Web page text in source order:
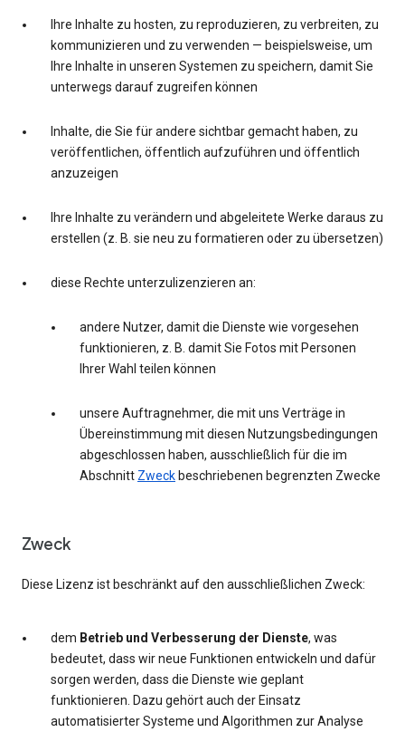
Ihre Inhalte zu hosten, zu reproduzieren, zu verbreiten, zu
kommunizieren und zu verwenden — beispielsweise, um
Ihre Inhalte in unseren Systemen zu speichern, damit Sie
unterwegs darauf zugreifen können
Inhalte, die Sie für andere sichtbar gemacht haben, zu
veröffentlichen, öffentlich aufzuführen und öffentlich
anzuzeigen
Ihre Inhalte zu verändern und abgeleitete Werke daraus zu
erstellen (z. B. sie neu zu formatieren oder zu übersetzen)
diese Rechte unterzulizenzieren an:
andere Nutzer, damit die Dienste wie vorgesehen
funktionieren, z. B. damit Sie Fotos mit Personen
Ihrer Wahl teilen können
unsere Auftragnehmer, die mit uns Verträge in
Übereinstimmung mit diesen Nutzungsbedingungen
abgeschlossen haben, ausschließlich für die im
Abschnitt Zweck beschriebenen begrenzten Zwecke
Zweck
Diese Lizenz ist beschränkt auf den ausschließlichen Zweck:
dem Betrieb und Verbesserung der Dienste, was
bedeutet, dass wir neue Funktionen entwickeln und dafür
sorgen werden, dass die Dienste wie geplant
funktionieren. Dazu gehört auch der Einsatz
automatisierter Systeme und Algorithmen zur Analyse